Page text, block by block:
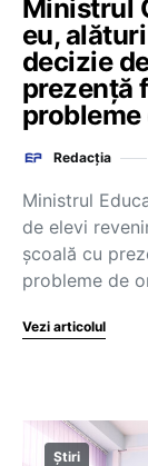
Ministrul
eu,
decizie
prezență
probleme
Redacția
Ministrul
de elevi
școală cu
probleme de
Vezi articolul
Știri